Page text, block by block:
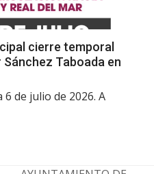
cierre temporal
Taboada en
de julio de 2026. A